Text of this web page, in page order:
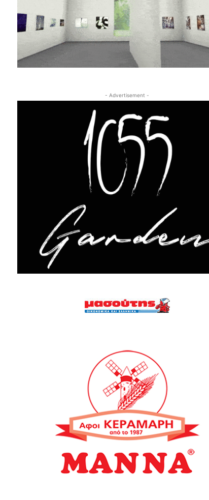
- Advertisement -